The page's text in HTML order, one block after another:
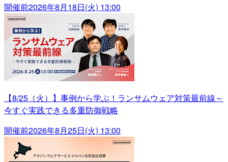
開催前2026年8月18日(火) 13:00
【8/25（火）】事例から学ぶ！ランサムウェア対策最前線～
今すぐ実践できる多重防御戦略
開催前2026年8月25日(火) 13:00